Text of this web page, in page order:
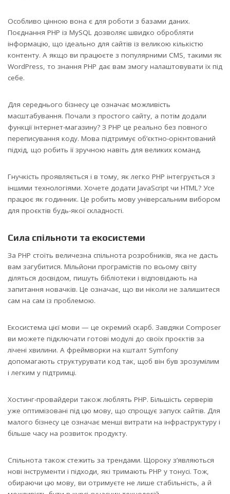
Особливо цінною вона є для роботи з базами даних.
Поєднання PHP із MySQL дозволяє швидко обробляти
інформацію, що ідеально для сайтів із великою кількістю
контенту. А якщо ви працюєте з популярними CMS, такими як
WordPress, то знання PHP дає вам змогу налаштовувати їх під
себе.
Для середнього бізнесу це означає можливість
масштабування. Почали з простого сайту, а потім додали
функції інтернет-магазину? З PHP це реально без повного
переписування коду. Мова підтримує об’єктно-орієнтований
підхід, що робить її зручною навіть для великих команд.
Гнучкість проявляється і в тому, як легко PHP інтегрується з
іншими технологіями. Хочете додати JavaScript чи HTML? Усе
працює як годинник. Це робить мову універсальним вибором
для проєктів будь-якої складності.
Сила спільноти та екосистеми
За PHP стоїть величезна спільнота розробників, яка не дасть
вам загубитися. Мільйони програмістів по всьому світу
діляться досвідом, пишуть бібліотеки і відповідають на
запитання новачків. Це означає, що ви ніколи не залишитеся
сам на сам із проблемою.
Екосистема цієї мови — це окремий скарб. Завдяки Composer
ви можете підключати готові модулі до своїх проєктів за
лічені хвилини. А фреймворки на кшталт Symfony
допомагають структурувати код так, щоб він був зрозумілим
і легким у підтримці.
Хостинг-провайдери також люблять PHP. Більшість серверів
уже оптимізовані під цю мову, що спрощує запуск сайтів. Для
малого бізнесу це означає менші витрати на інфраструктуру і
більше часу на розвиток продукту.
Спільнота також стежить за трендами. Щороку з’являються
нові інструменти і підходи, які тримають PHP у тонусі. Тож,
обираючи цю мову, ви отримуєте не лише стабільність, а й